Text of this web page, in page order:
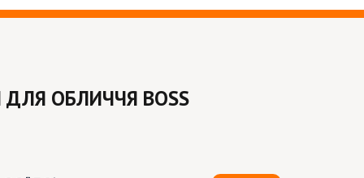
ОБЛИЧЧЯ BOSS